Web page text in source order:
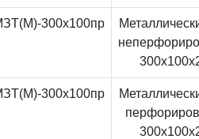
300x100пр
300x100пр